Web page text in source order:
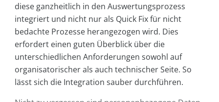
diese ganzheitlich in den Auswertungsprozess
integriert und nicht nur als Quick Fix für nicht
bedachte Prozesse herangezogen wird. Dies
erfordert einen guten Überblick über die
unterschiedlichen Anforderungen sowohl auf
organisatorischer als auch technischer Seite. So
lässt sich die Integration sauber durchführen.